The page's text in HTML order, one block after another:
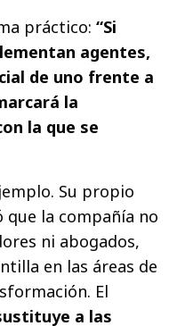
práctico:“Si
agentes,
de uno frente a
la
la que se
Su propio
que la compañía no
ni abogados,
en las áreas de
El
a las